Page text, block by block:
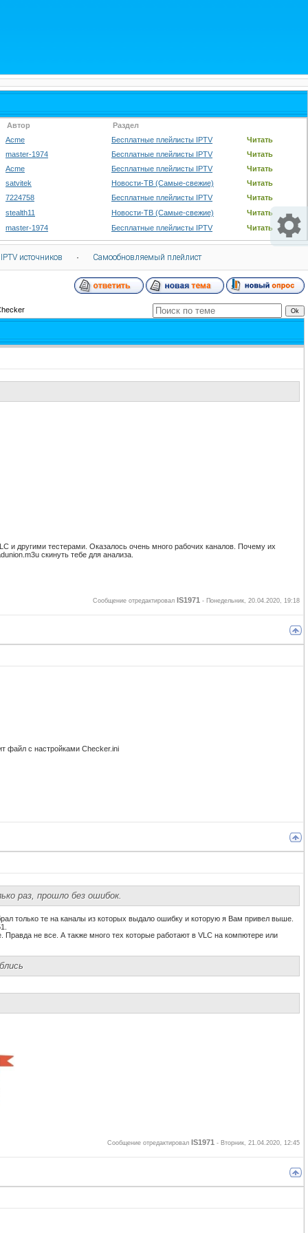
Автор Раздел
Acme Бесплатные плейлисты IPTV Читать
master-1974 Бесплатные плейлисты IPTV Читать
Acme Бесплатные плейлисты IPTV Читать
satvitek Новости-ТВ (Самые-свежие) Читать
7224758 Бесплатные плейлисты IPTV Читать
stealth11 Новости-ТВ (Самые-свежие) Читать
master-1974 Бесплатные плейлисты IPTV Читать
источников · Самообновляемый плейлист
и другими тестерами. Оказалось очень много рабочих каналов. Почему их
скинуть тебе для анализа.
Сообщение отредактировал IS1971 - Понедельник, 20.04.2020, 19:18
файл с настройками Checker.ini
раз, прошло без ошибок.
только те на каналы из которых выдало ошибку и которую я Вам привел выше.
не все. А также много тех которые работают в VLC на компютере или
Сообщение отредактировал IS1971 - Вторник, 21.04.2020, 12:45